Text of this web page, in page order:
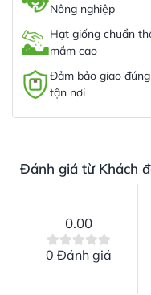
Nông nghiệp
Hạt giống chuẩn
mầm cao
Đảm bảo giao
tận nơi
Đánh giá từ Khách
0.00
0 Đánh giá